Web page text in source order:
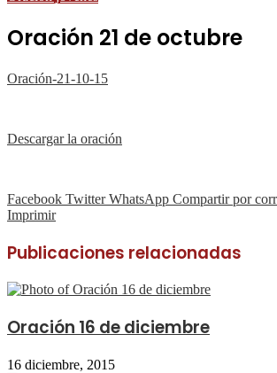
Oración 21 de octubre
Oración-21-10-15
Descargar la oración
Facebook Twitter WhatsApp Compartir por
Imprimir
Publicaciones relacionadas
Oración 16 de diciembre
16 diciembre, 2015